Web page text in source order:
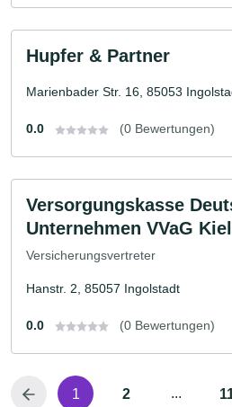
Hupfer & Partner
Marienbader Str. 16, 85053
0.0 (0 Bewertungen)
Versorgungskasse
Unternehmen VVaG
Versicherungsvertreter
Hanstr. 2, 85057 Ingolstadt
0.0 (0 Bewertungen)
1 2 ...